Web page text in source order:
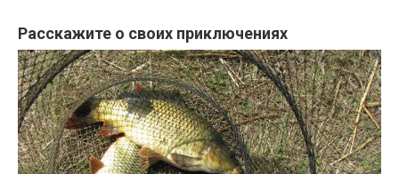
Расскажите о своих приключениях